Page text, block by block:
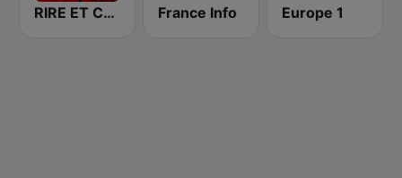
RIRE ET CHANSONS SKETCHES France Info Europe 1